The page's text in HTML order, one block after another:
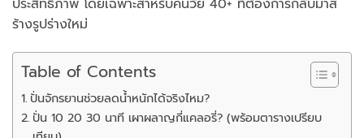
ประสิทธิภาพ โดยเฉพาะสำหรับคนวัย 40+ ที่ต้องการกลับมาส
ร้างรูปร่างใหม่
Table of Contents
ปั่นจักรยานช่วยลดน้ำหนักได้จริงไหม?
ปั่น 10 20 30 นาที เผาผลาญกี่แคลอรี่? (พร้อมตารางเปรียบ